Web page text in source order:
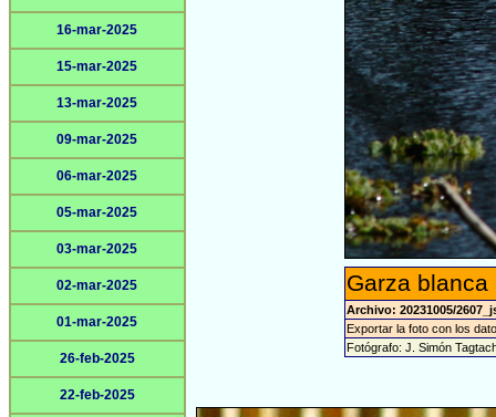
16-mar-2025
15-mar-2025
13-mar-2025
09-mar-2025
06-mar-2025
05-mar-2025
03-mar-2025
02-mar-2025
01-mar-2025
26-feb-2025
22-feb-2025
Garza
Archivo: 20231005/
Exportar la foto con los
Fotógrafo: J. Simón